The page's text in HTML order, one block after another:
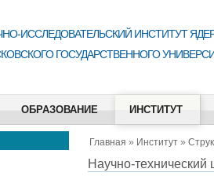
ИССЛЕДОВАТЕЛЬСКИЙ ИНСТИТУТ
ГОСУДАРСТВЕННОГО
ОБРАЗОВАНИЕ ИНСТИТУТ
Главная » Институт »
Научно-технический